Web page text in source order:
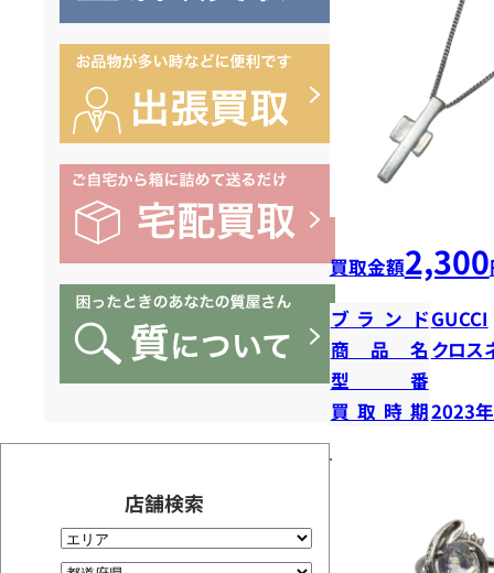
店舗検索
買取金額2,300
ブランドGUCCI
商品名 クロス
型番
買取時期2023